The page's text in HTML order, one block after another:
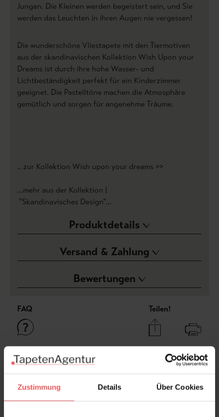
Zustimmung Details Über Cookies
Jungen. Die Kleinen werden begeistert sein, und Sie
werden das Leuchten in ihren Augen nie vergessen!
Die wunderschöne Vliestapete mit den Tiermotiven
aus der skandinavischen Kollektion Wish Upon your
Dreams ist durch ihre hohe Wasser- und
Lichtbeständigkeit perfekt für ein Kinderzimmer
geeignet. Die Pastelltöne machen die Atmosphäre
gemütlich und sorgen für angenehme Träume.
.. zur Kollektion Wish upon your dreams >>
...mehr aus der Kollektion |
"Skandinavisches Design"...
Produktdetails
Versand & Zahlung
Bewertungen
FAQ Teilen!
Sie haben Fragen zum Produkt?